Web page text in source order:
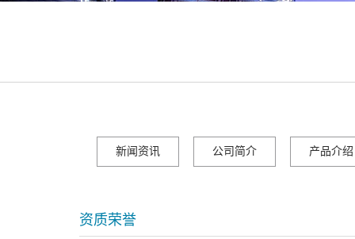
新闻资讯 公司简介 产品介绍
资质荣誉